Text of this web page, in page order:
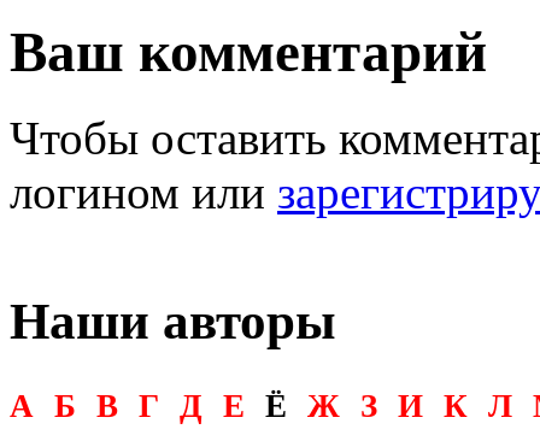
Ваш комментарий
Чтобы оставить
логином или
Наши авторы
А Б В Г Д Е Ё Ж З И К Л